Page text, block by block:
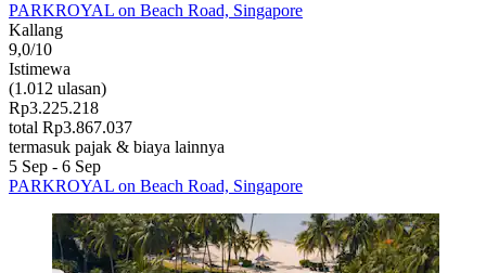
PARKROYAL on Beach Road, Singapore
Kallang
9,0/10
Istimewa
(1.012 ulasan)
Rp3.225.218
total Rp3.867.037
termasuk pajak & biaya lainnya
5 Sep - 6 Sep
PARKROYAL on Beach Road, Singapore